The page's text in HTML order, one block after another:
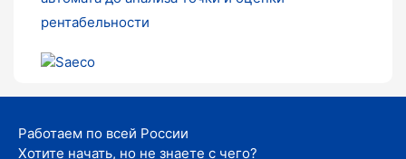
рентабельности
Работаем по всей России
Хотите начать, но не знаете с чего?